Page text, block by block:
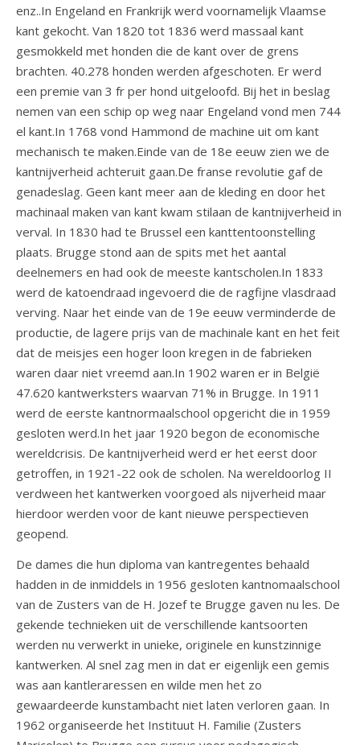
enz..In Engeland en Frankrijk werd voornamelijk Vlaamse
kant gekocht. Van 1820 tot 1836 werd massaal kant
gesmokkeld met honden die de kant over de grens
brachten. 40.278 honden werden afgeschoten. Er werd
een premie van 3 fr per hond uitgeloofd. Bij het in beslag
nemen van een schip op weg naar Engeland vond men 744
el kant.In 1768 vond Hammond de machine uit om kant
mechanisch te maken.Einde van de 18e eeuw zien we de
kantnijverheid achteruit gaan.De franse revolutie gaf de
genadeslag. Geen kant meer aan de kleding en door het
machinaal maken van kant kwam stilaan de kantnijverheid in
verval. In 1830 had te Brussel een kanttentoonstelling
plaats. Brugge stond aan de spits met het aantal
deelnemers en had ook de meeste kantscholen.In 1833
werd de katoendraad ingevoerd die de ragfijne vlasdraad
verving. Naar het einde van de 19e eeuw verminderde de
productie, de lagere prijs van de machinale kant en het feit
dat de meisjes een hoger loon kregen in de fabrieken
waren daar niet vreemd aan.In 1902 waren er in België
47.620 kantwerksters waarvan 71% in Brugge. In 1911
werd de eerste kantnormaalschool opgericht die in 1959
gesloten werd.In het jaar 1920 begon de economische
wereldcrisis. De kantnijverheid werd er het eerst door
getroffen, in 1921-22 ook de scholen. Na wereldoorlog II
verdween het kantwerken voorgoed als nijverheid maar
hierdoor werden voor de kant nieuwe perspectieven
geopend.
De dames die hun diploma van kantregentes behaald
hadden in de inmiddels in 1956 gesloten kantnomaalschool
van de Zusters van de H. Jozef te Brugge gaven nu les. De
gekende technieken uit de verschillende kantsoorten
werden nu verwerkt in unieke, originele en kunstzinnige
kantwerken. Al snel zag men in dat er eigenlijk een gemis
was aan kantleraressen en wilde men het zo
gewaardeerde kunstambacht niet laten verloren gaan. In
1962 organiseerde het Instituut H. Familie (Zusters